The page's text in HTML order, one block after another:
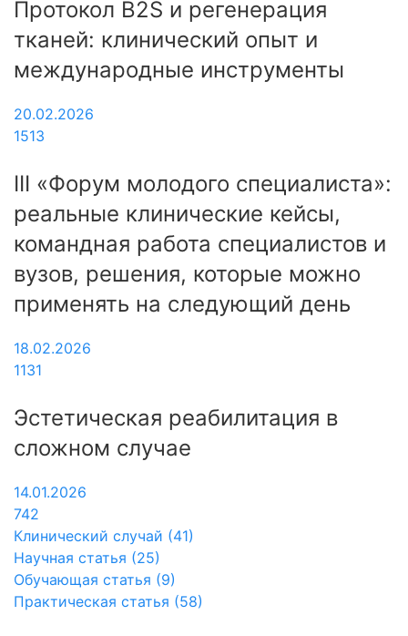
Протокол B2S и регенерация
тканей: клинический опыт и
международные инструменты
20.02.2026
1513
III «Форум молодого специалиста»:
реальные клинические кейсы,
командная работа специалистов и
вузов, решения, которые можно
применять на следующий день
18.02.2026
1131
Эстетическая реабилитация в
сложном случае
14.01.2026
742
Клинический случай (41)
Научная статья (25)
Обучающая статья (9)
Практическая статья (58)